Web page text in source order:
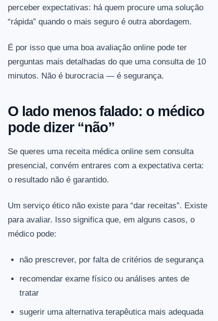
perceber expectativas: há quem procure uma solução
“rápida” quando o mais seguro é outra abordagem.
É por isso que uma boa avaliação online pode ter
perguntas mais detalhadas do que uma consulta de 10
minutos. Não é burocracia — é segurança.
O lado menos falado: o médico
pode dizer “não”
Se queres uma receita médica online sem consulta
presencial, convém entrares com a expectativa certa:
o resultado não é garantido.
Um serviço ético não existe para “dar receitas”. Existe
para avaliar. Isso significa que, em alguns casos, o
médico pode:
não prescrever, por falta de critérios de segurança
recomendar exame físico ou análises antes de
tratar
sugerir uma alternativa terapêutica mais adequada